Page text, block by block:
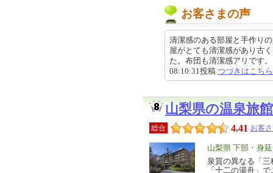
お客さまの声
清潔感のある部屋と手作り
屋がとても清潔感があり古
た。布団も清潔感アリです
08:10:31投稿 つづきはこちら
山梨県の温泉旅
総合 4.41 お客
エ
リ
山梨県 下部・身
特
泉質の異なる「
「十二の湯舟」